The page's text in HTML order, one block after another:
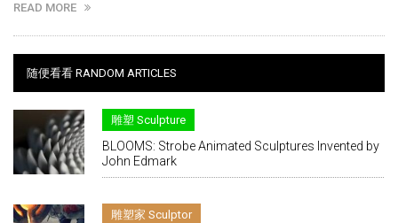
READ MORE
随便看看 RANDOM ARTICLES
雕塑 Sculpture
BLOOMS: Strobe Animated Sculptures Invented by
John Edmark
雕塑家 Sculptor